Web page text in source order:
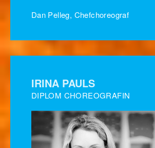
Dan Pelleg, Chefchoreograf
IRINA PAULS
DIPLOM CHOREOGRAFIN